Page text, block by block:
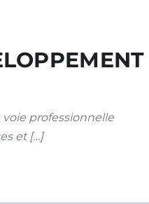
professionnelle
et […]